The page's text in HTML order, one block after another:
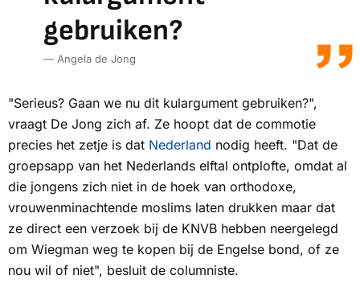
gebruiken?
— Angela de Jong
"Serieus? Gaan we nu dit kulargument gebruiken?",
vraagt De Jong zich af. Ze hoopt dat de commotie
precies het zetje is dat Nederland nodig heeft. "Dat de
groepsapp van het Nederlands elftal ontplofte, omdat al
die jongens zich niet in de hoek van orthodoxe,
vrouwenminachtende moslims laten drukken maar dat
ze direct een verzoek bij de KNVB hebben neergelegd
om Wiegman weg te kopen bij de Engelse bond, of ze
nou wil of niet", besluit de columniste.